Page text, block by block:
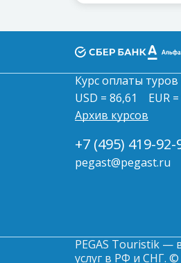
Курс оплаты туров
USD = 86,61
EUR
Архив курсов
+7 (495) 419-92-
pegast@pegast.ru
PEGAS Touristik —
услуг в РФ и СНГ. ©